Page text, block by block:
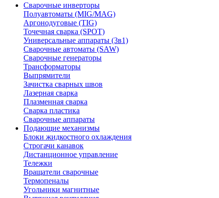
Сварочные инверторы
Полуавтоматы (MIG/MAG)
Аргонодуговые (TIG)
Точечная сварка (SPOT)
Универсальные аппараты (3в1)
Сварочные автоматы (SAW)
Сварочные генераторы
Трансформаторы
Выпрямители
Зачистка сварных швов
Лазерная сварка
Плазменная сварка
Сварка пластика
Сварочные аппараты
Подающие механизмы
Блоки жидкостного охлаждения
Строгачи канавок
Дистанционное управление
Тележки
Вращатели сварочные
Термопеналы
Угольники магнитные